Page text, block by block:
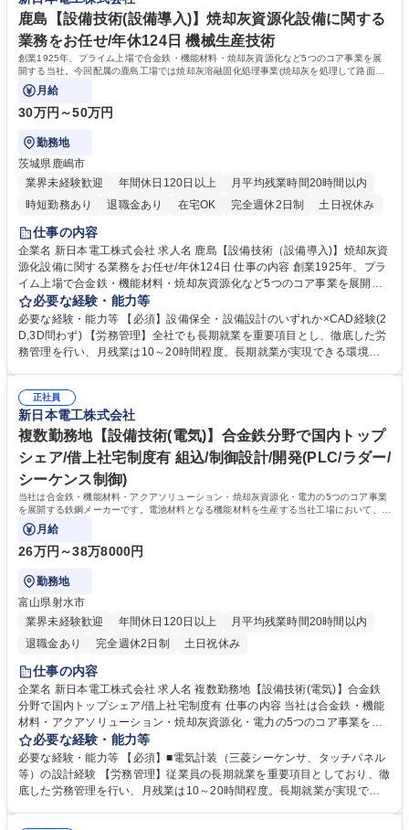
ェア/有給消化率50％越え
がります。退職金完備。■有給は1年目から20日※付与。入社時から使用
可能。※入社月によって日数変動 学歴・資格 学歴：大学院 大学 高専 語学
力： 資格：
鹿島【設備技術(設備導入)】焼却灰資源化設備に関する
業務をお任せ/年休124日 機械生産技術
創業1925年、プライム上場で合金鉄・機能材料・焼却灰資源化など5つのコア事業を展
開する当社。今回配属の鹿島工場では焼却灰溶融固化処理事業(焼却灰を処理して路面材
にしたり、金属をリサイクルする)を展開。
月給
30万円～50万円
勤務地
茨城県鹿嶋市
業界未経験歓迎
年間休日120日以上
月平均残業時間20時間以内
時短勤務あり
退職金あり 在宅OK 完全週休2日制 土日祝休み
仕事の内容
企業名 新日本電工株式会社 求人名 鹿島【設備技術（設備導入)】焼却灰資
源化設備に関する業務をお任せ/年休124日 仕事の内容 創業1925年、プラ
イム上場で合金鉄・機能材料・焼却灰資源化など5つのコア事業を展開す
る当社。今回配属の鹿島工場では焼却灰溶融固化処理事業(焼却灰を処理
して路面材にしたり、金属をリサイクルする)を展開。 そんな当社で【設
備導入】をお任せします。【詳細】焼却灰資源化設備に対する業務。■更
なる事業拡大に向けた生産性の高い、効率的な生産ラインの設計■効率的
まっており、自治体や企業からも依頼が増加。今後も設備増強が多く発生
する予定でやりがい大◎ 募集職種 鹿島【設備技術（設備導入)】焼却灰資
源化設備に関する業務をお任せ/年休124日
必要な経験・能力等
必要な経験・能力等 【必須】設備保全・設備設計のいずれか×CAD経験(2
D,3D問わず) 【労務管理】全社でも長期就業を重要項目とし、徹底した労
務管理を行い、月残業は10～20時間程度。長期就業が実現できる環境で
ク」の認定を受けており、法定を超えた各種制度を取り揃えております。
★家賃補助は賃貸であり続ける限り適用。詳細は制度・福利厚生を参照 ★
終身雇用を掲げ、年収も着実に毎年上がります。退職金も完備。 ★有給は
1年目から20日付与。※入社時から使用可※入社月で日数変動 学歴・資格
学歴：大学院 大学 高専 語学力： 資格：
正社員
新日本電工株式会社
複数勤務地【設備技術(電気)】合金鉄分野で国内トップ
シェア/借上社宅制度有 組込/制御設計/開発(PLC/ラダー/
シーケンス制御)
当社は合金鉄・機能材料・アクアソリューション・焼却灰資源化・電力の5つのコア事業
を展開する鉄鋼メーカーです。電池材料となる機能材料を生産する当社工場において、
「生産技術（電気）」をお任せします。
月給
26万円～38万8000円
勤務地
富山県射水市
業界未経験歓迎
年間休日120日以上
月平均残業時間20時間以内
退職金あり
完全週休2日制 土日祝休み
仕事の内容
企業名 新日本電工株式会社 求人名 複数勤務地【設備技術(電気)】合金鉄
分野で国内トップシェア/借上社宅制度有 仕事の内容 当社は合金鉄・機能
材料・アクアソリューション・焼却灰資源化・電力の5つのコア事業を展
開する鉄鋼メーカーです。電池材料となる機能材料を生産する当社工場に
おいて、「生産技術（電気）」をお任せします。 具体的には、当社工場に
おける「製造設備の保全・修繕及び新規設備投資案件の立案推進」をお任
せします。※鹿島：中央電気工業株式会社へ出向 ■電気計装関係の保全、
必要な経験・能力等
必要な経験・能力等 【必須】■電気計装（三菱シーケンサ、タッチパネル
等）の設計経験 【労務管理】従業員の長期就業を重要項目としており、徹
底した労務管理を行い、月残業は10～20時間程度。長期就業が実現でき